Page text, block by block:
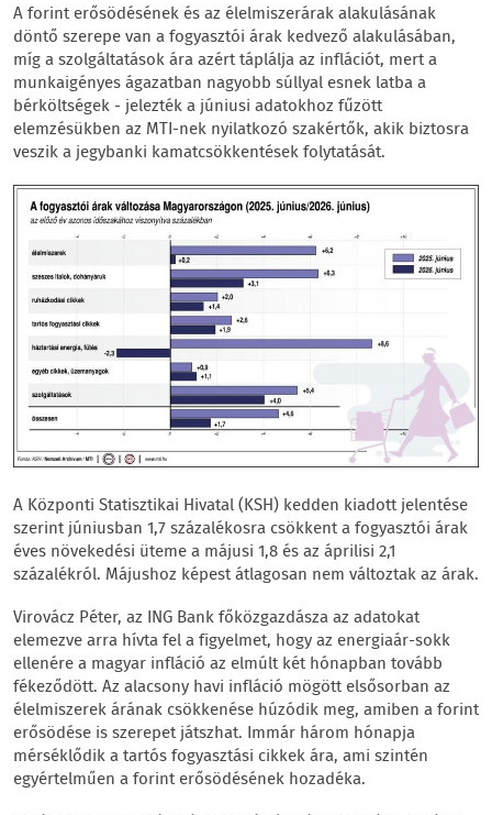
A forint erősödésének és az élelmiszerárak alakulásának
döntő szerepe van a fogyasztói árak kedvező alakulásában,
míg a szolgáltatások ára azért táplálja az inflációt, mert a
munkaigényes ágazatban nagyobb súllyal esnek latba a
bérköltségek - jelezték a júniusi adatokhoz fűzött
elemzésükben az MTI-nek nyilatkozó szakértők, akik biztosra
veszik a jegybanki kamatcsökkentések folytatását.
A Központi Statisztikai Hivatal (KSH) kedden kiadott jelentése
szerint júniusban 1,7 százalékosra csökkent a fogyasztói árak
éves növekedési üteme a májusi 1,8 és az áprilisi 2,1
százalékról. Májushoz képest átlagosan nem változtak az árak.
Virovácz Péter, az ING Bank főközgazdásza az adatokat
elemezve arra hívta fel a figyelmet, hogy az energiaár-sokk
ellenére a magyar infláció az elmúlt két hónapban tovább
fékeződött. Az alacsony havi infláció mögött elsősorban az
élelmiszerek árának csökkenése húzódik meg, amiben a forint
erősödése is szerepet játszhat. Immár három hónapja
mérséklődik a tartós fogyasztási cikkek ára, ami szintén
egyértelműen a forint erősödésének hozadéka.